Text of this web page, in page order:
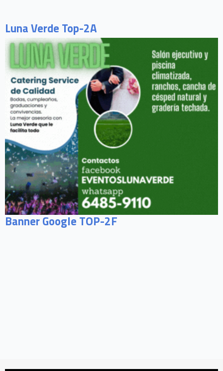
Luna Verde Top-2A
Banner Google TOP-2F